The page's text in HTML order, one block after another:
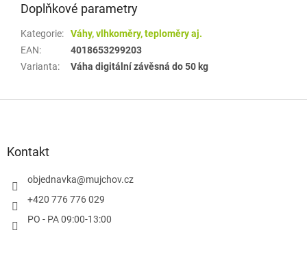
Doplňkové parametry
Kategorie:
Váhy, vlhkoměry, teploměry aj.
EAN:
4018653299203
Varianta: Váha digitální závěsná do 50 kg
Kontakt
objednavka@mujchov.cz
+420 776 776 029
PO - PA 09:00-13:00